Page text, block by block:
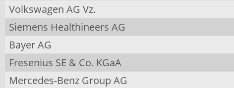
Volkswagen AG Vz.
Siemens Healthineers AG
Bayer AG
Fresenius SE & Co. KGaA
Mercedes-Benz Group AG